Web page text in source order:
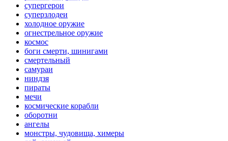
супергерои
суперзлодеи
холодное оружие
огнестрельное оружие
космос
боги смерти, шинигами
смертельный
самураи
ниндзя
пираты
мечи
космические корабли
оборотни
ангелы
монстры, чудовища, химеры